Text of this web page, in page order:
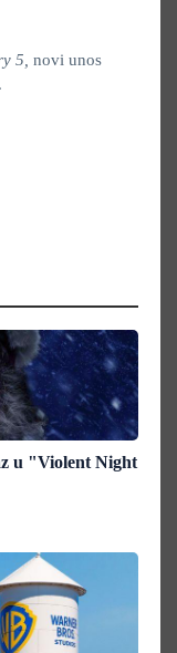
5, novi unos
u "Violent Night